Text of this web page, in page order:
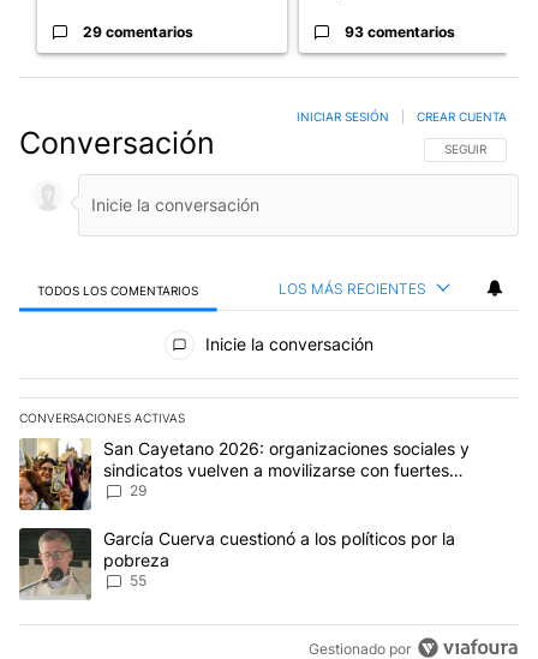
29 comentarios 93 comentarios
Conversación SIGA ESTA
SEGUIR
INICIAR SESIÓN CREAR CUENTA
TODOS LOS COMENTARIOS LOS MÁS RECIENTES
Todos los comentarios
Inicie la conversación
CONVERSACIONES ACTIVAS
Este listado muestra los artículos con más comentarios en los
Un artículo de tendencia con el título "San Cayetano 2026:
San Cayetano 2026: organizaciones sociales y
sindicatos vuelven a movilizarse con fuertes
reclamos al Gobierno
29
Un artículo de tendencia con el título "García Cuerva cuestionó
García Cuerva cuestionó a los políticos por la
pobreza
55
Gestionado por